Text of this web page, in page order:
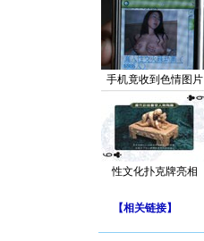
手机竟收到色情图片
性文化扑克牌亮相
【相关链接】